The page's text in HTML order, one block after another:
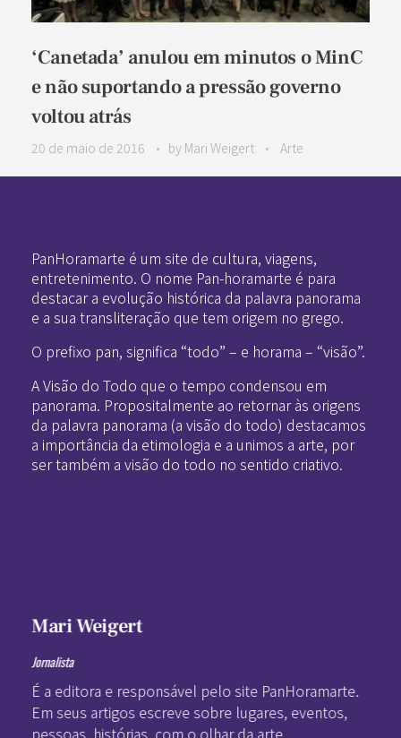
‘Canetada’ anulou em minutos o MinC
e não suportando a pressão governo
voltou atrás
20 de maio de 2016 by Mari Weigert Arte
PanHoramarte é um site de cultura, viagens,
entretenimento. O nome Pan-horamarte é para
destacar a evolução histórica da palavra panorama
e a sua transliteração que tem origem no grego.
O prefixo pan, significa “todo” – e horama – “visão”.
A Visão do Todo que o tempo condensou em
panorama. Propositalmente ao retornar às origens
da palavra panorama (a visão do todo) destacamos
a importância da etimologia e a unimos a arte, por
ser também a visão do todo no sentido criativo.
Mari Weigert
Jornalista
É a editora e responsável pelo site PanHoramarte.
Em seus artigos escreve sobre lugares, eventos,
pessoas, histórias, com o olhar da arte.